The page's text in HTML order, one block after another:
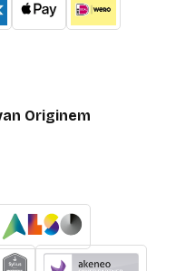
Originem